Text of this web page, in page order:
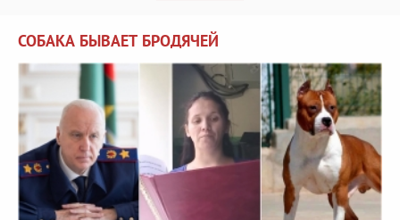
СОБАКА БЫВАЕТ БРОДЯЧЕЙ